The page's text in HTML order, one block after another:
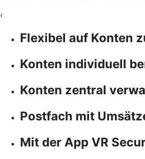
‹
Flexibel auf Konten
Konten individuell
Konten zentral
Postfach mit
Mit der App VR